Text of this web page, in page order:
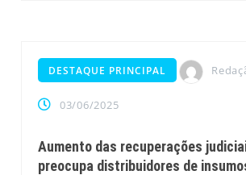
DESTAQUE PRINCIPAL
03/06/2025
Aumento das recuperações
preocupa distribuidores de